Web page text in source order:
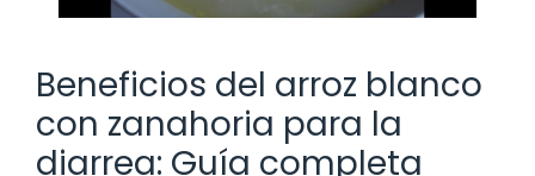
Beneficios del arroz blanco
con zanahoria para la
diarrea: Guía completa